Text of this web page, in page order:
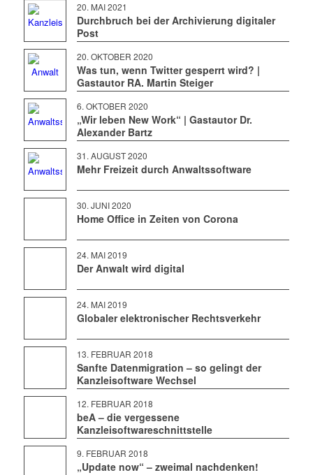
20. MAI 2021
Durchbruch bei der Archivierung digitaler
Post
20. OKTOBER 2020
Was tun, wenn Twitter gesperrt wird? |
Gastautor RA. Martin Steiger
6. OKTOBER 2020
„Wir leben New Work“ | Gastautor Dr.
Alexander Bartz
31. AUGUST 2020
Mehr Freizeit durch Anwaltssoftware
30. JUNI 2020
Home Office in Zeiten von Corona
24. MAI 2019
Der Anwalt wird digital
24. MAI 2019
Globaler elektronischer Rechtsverkehr
13. FEBRUAR 2018
Sanfte Datenmigration – so gelingt der
Kanzleisoftware Wechsel
12. FEBRUAR 2018
beA – die vergessene
Kanzleisoftwareschnittstelle
9. FEBRUAR 2018
„Update now“ – zweimal nachdenken!